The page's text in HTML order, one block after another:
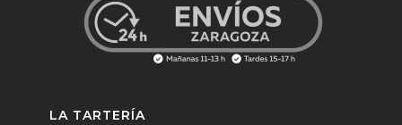
LA TARTERÍA